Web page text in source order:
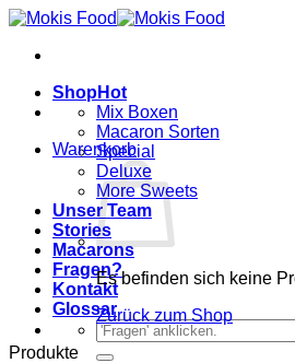
Zum
springen
Shop
Mix Boxen
Macaron Sorten
Special
Deluxe
More Sweets
Unser Team
Stories
Macarons
Fragen?
Kontakt
Glossar
Suchen
nach:
Warenkorb
Es befinden sich keine
Zurück zum Shop
Produkte